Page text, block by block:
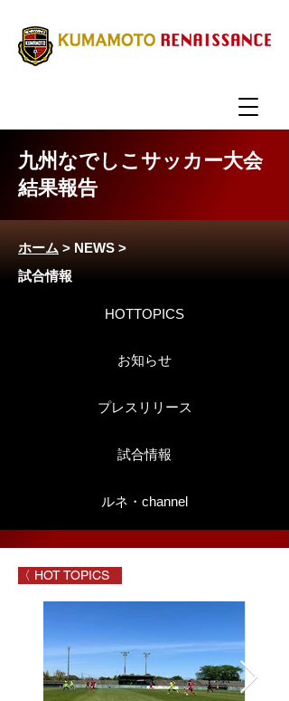
九州なでしこサッカー大会
結果報告
ホーム > NEWS >
試合情報
HOTTOPICS
お知らせ
プレスリリース
試合情報
ルネ・channel
〈 HOT TOPICS